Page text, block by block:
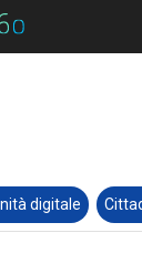
digitale